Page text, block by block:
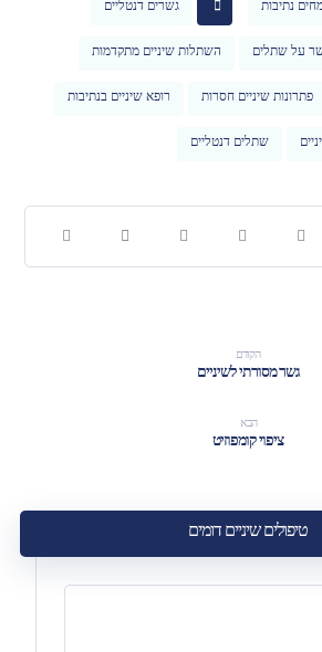
נתיבות גשרים דנטליים
על שתלים השתלות שיניים מתקדמות
פתרונות שיניים חסרות רופא שיניים בנתיבות
שתלים דנטליים
הקודם
גשר מסורתי לשיניים
הבא
ציפוי קומפוזיט
טיפולים שיניים דומים